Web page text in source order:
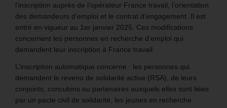
l’inscription auprès de l’opérateur France travail, l’orientation
des demandeurs d’emploi et le contrat d’engagement. Il est
entré en vigueur au 1er janvier 2025. Ces modifications
concernent les personnes en recherche d’emploi qui
demandent leur inscription à France travail.
L’inscription automatique concerne : les personnes qui
demandent le revenu de solidarité active (RSA), de leurs
conjoints, concubins ou partenaires auxquels elles sont liées
par un pacte civil de solidarité, les jeunes en recherche